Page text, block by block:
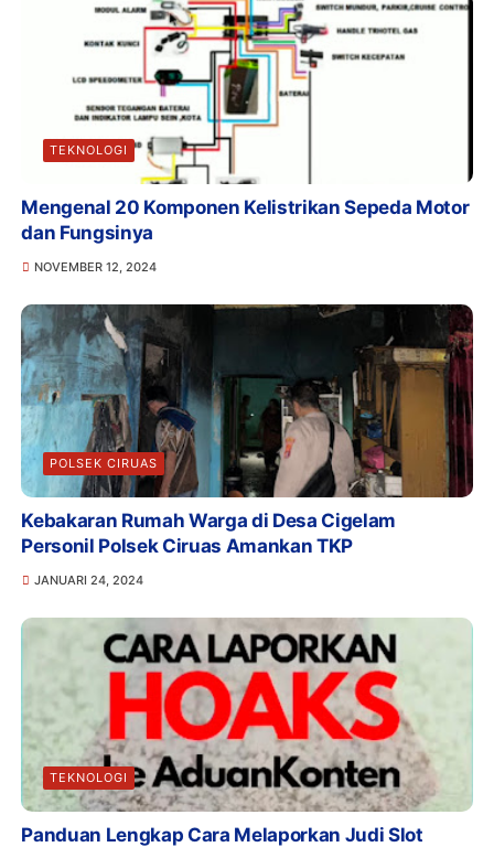
TEKNOLOGI
Mengenal 20 Komponen Kelistrikan Sepeda Motor
dan Fungsinya
NOVEMBER 12, 2024
POLSEK CIRUAS
Kebakaran Rumah Warga di Desa Cigelam
Personil Polsek Ciruas Amankan TKP
JANUARI 24, 2024
TEKNOLOGI
Panduan Lengkap Cara Melaporkan Judi Slot